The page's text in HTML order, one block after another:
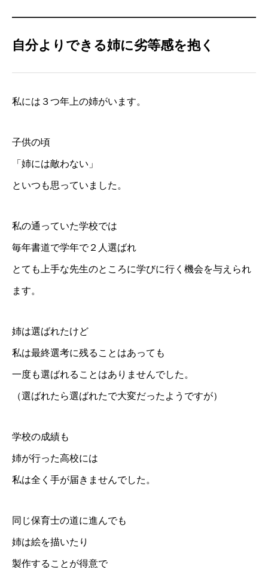
自分よりできる姉に劣等感を抱く
私には３つ年上の姉がいます。
子供の頃
「姉には敵わない」
といつも思っていました。
私の通っていた学校では
毎年書道で学年で２人選ばれ
とても上手な先生のところに学びに行く機会を与えられ
ます。
姉は選ばれたけど
私は最終選考に残ることはあっても
一度も選ばれることはありませんでした。
（選ばれたら選ばれたで大変だったようですが）
学校の成績も
姉が行った高校には
私は全く手が届きませんでした。
同じ保育士の道に進んでも
姉は絵を描いたり
製作することが得意で